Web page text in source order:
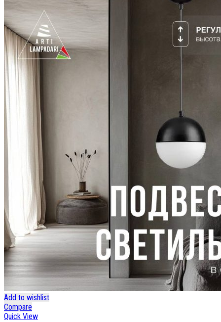
Add to wishlist
Compare
Quick View